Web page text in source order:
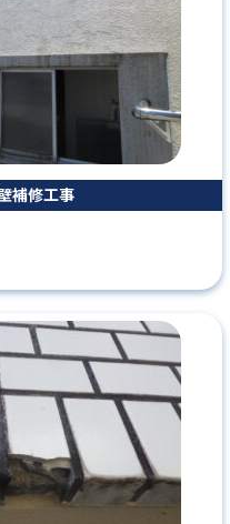
補修工事